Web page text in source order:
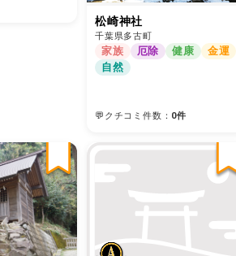
松崎神社
千葉県多古町
家族 厄除 健康
金運
自然
💬クチコミ件数： 0件